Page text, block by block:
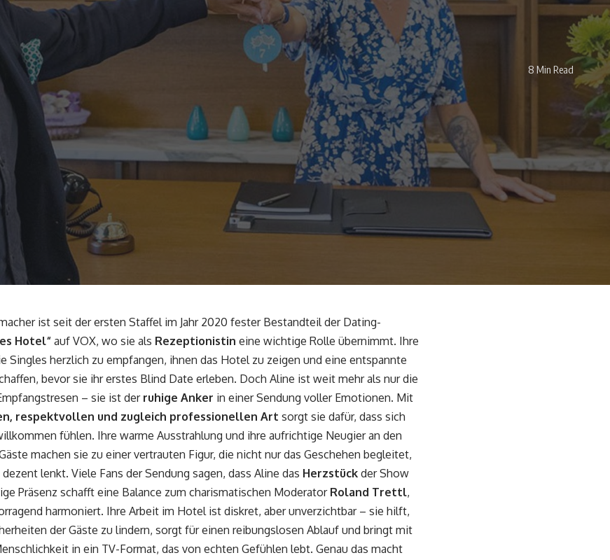
8 Min Read
ist seit der ersten Staffel im Jahr 2020 fester Bestandteil der Dating-
Hotel“ auf VOX, wo sie als Rezeptionistin eine wichtige Rolle übernimmt. Ihre
Singles herzlich zu empfangen, ihnen das Hotel zu zeigen und eine entspannte
bevor sie ihr erstes Blind Date erleben. Doch Aline ist weit mehr als nur die
– sie ist derruhige Anker in einer Sendung voller Emotionen. Mit
respektvollen und zugleich professionellen Art sorgt sie dafür, dass sich
fühlen. Ihre warme Ausstrahlung und ihre aufrichtige Neugier an den
machen sie zu einer vertrauten Figur, die nicht nur das Geschehen begleitet,
lenkt. Viele Fans der Sendung sagen, dass Aline das Herzstück der Show
Präsenz schafft eine Balance zum charismatischen Moderator Roland Trettl,
harmoniert. Ihre Arbeit im Hotel ist diskret, aber unverzichtbar – sie hilft,
der Gäste zu lindern, sorgt für einen reibungslosen Ablauf und bringt mit
in ein TV-Format, das von echten Gefühlen lebt. Genau das macht